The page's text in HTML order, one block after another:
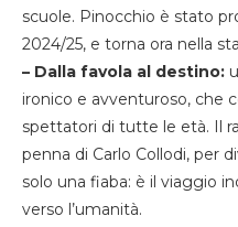
scuole. Pinocchio è stato
2024/25, e torna ora nella
– Dalla favola al destino:
ironico e avventuroso, che
spettatori di tutte le età. Il
penna di Carlo Collodi, per
solo una fiaba: è il viaggio
verso l’umanità.